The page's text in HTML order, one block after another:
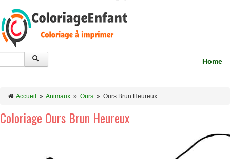
Home
Accueil » Animaux » Ours » Ours Brun Heureux
Coloriage Ours Brun Heureux